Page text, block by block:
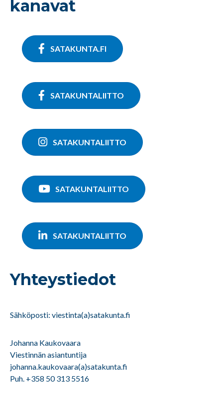
kanavat
SATAKUNTA.FI
SATAKUNTALIITTO
SATAKUNTALIITTO
SATAKUNTALIITTO
SATAKUNTALIITTO
Yhteystiedot
Sähköposti: viestinta(a)satakunta.fi
Johanna Kaukovaara
Viestinnän asiantuntija
johanna.kaukovaara(a)satakunta.fi
Puh. +358 50 313 5516